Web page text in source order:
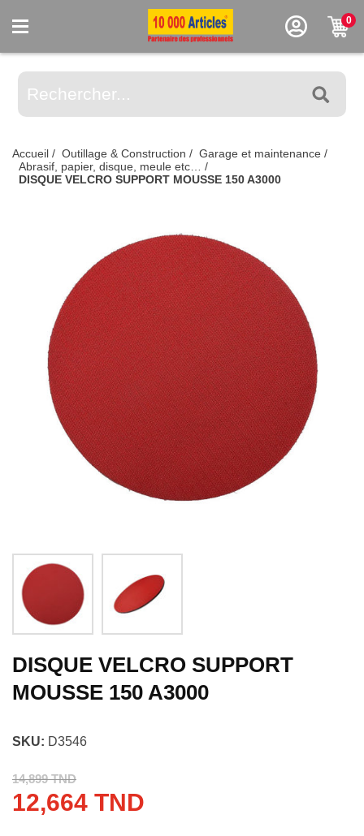
0
Accueil / Outillage & Construction / Garage et maintenance /
Abrasif, papier, disque, meule etc…
/
DISQUE VELCRO SUPPORT MOUSSE 150 A3000
DISQUE VELCRO SUPPORT
MOUSSE 150 A3000
SKU: D3546
14,899 TND
12,664 TND